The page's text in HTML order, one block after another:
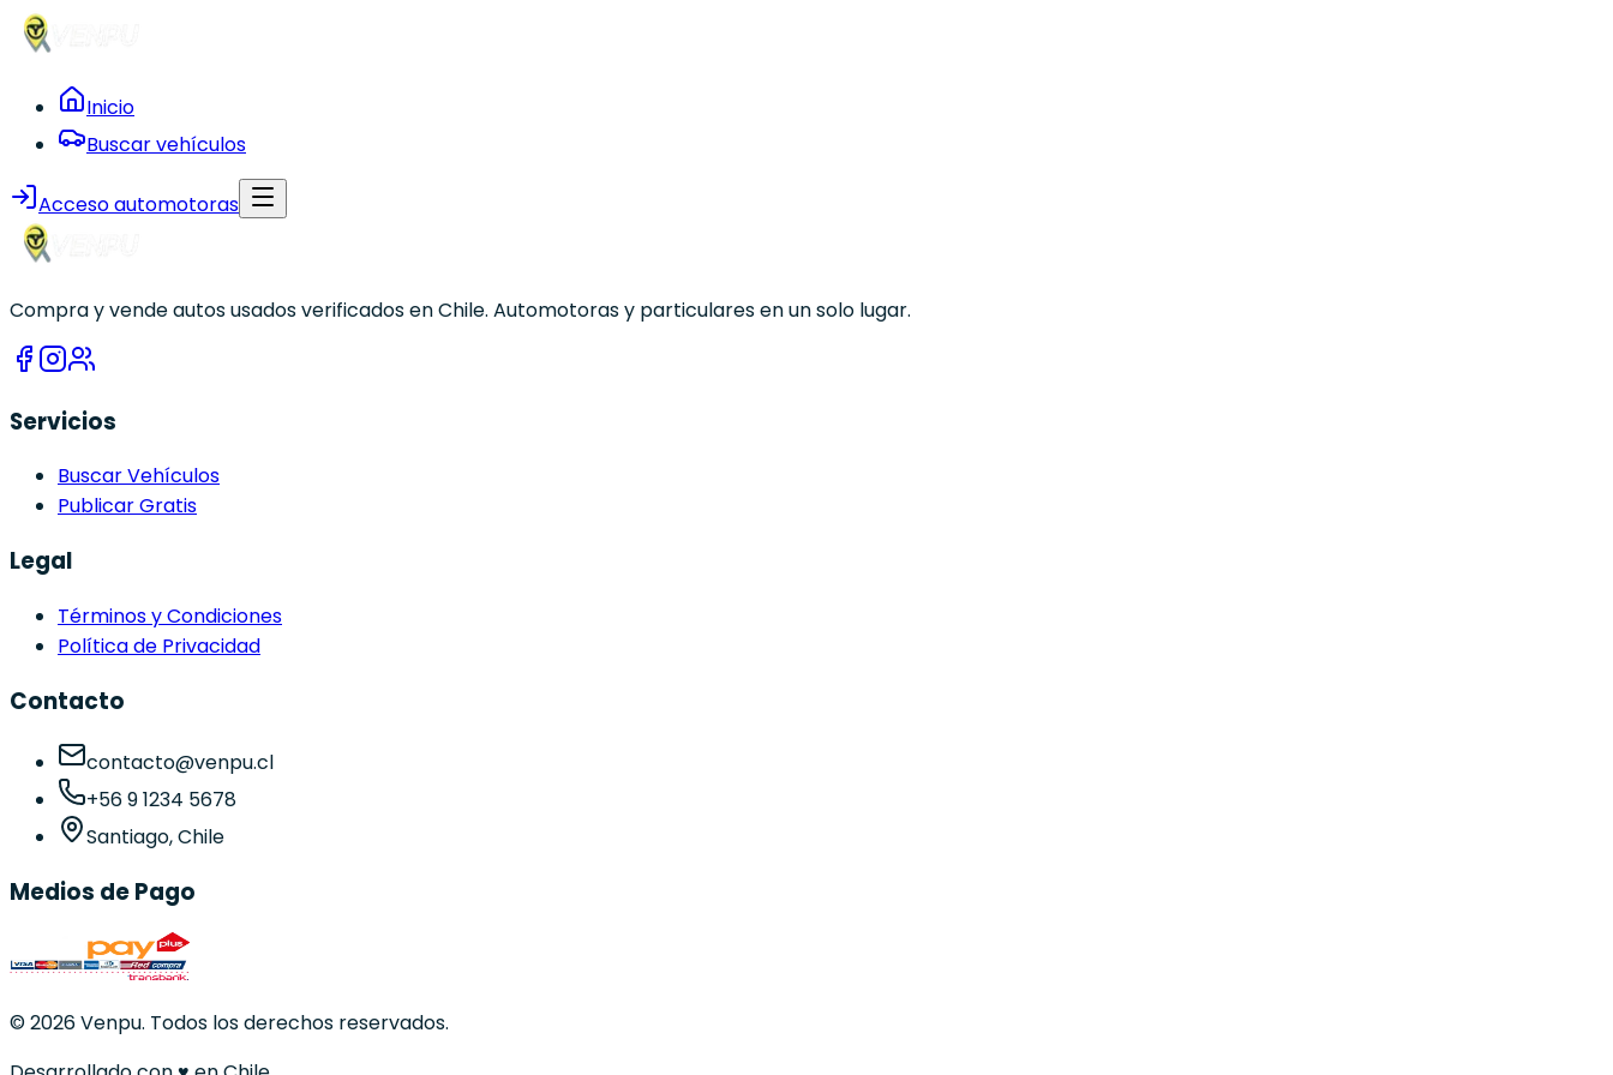
Inicio
Buscar vehículos
Acceso automotoras
Compra y vende autos usados verificados en Chile. Automotoras y particulares en un solo lugar.
Servicios
Buscar Vehículos
Publicar Gratis
Legal
Términos y Condiciones
Política de Privacidad
Contacto
contacto@venpu.cl
+56 9 1234 5678
Santiago, Chile
Medios de Pago
©2026Venpu. Todos los derechos reservados.